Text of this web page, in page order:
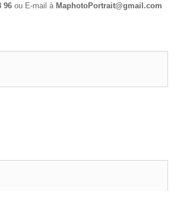
96 ou E-mail à MaphotoPortrait@gmail.com